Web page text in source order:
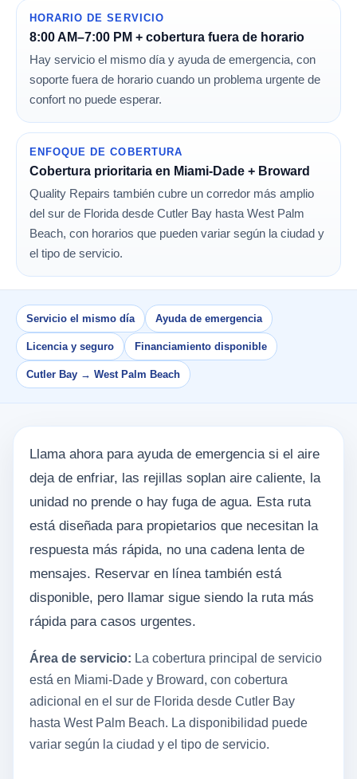
HORARIO DE SERVICIO
8:00 AM–7:00 PM + cobertura fuera de horario
Hay servicio el mismo día y ayuda de emergencia, con
soporte fuera de horario cuando un problema urgente de
confort no puede esperar.
ENFOQUE DE COBERTURA
Cobertura prioritaria en Miami-Dade + Broward
Quality Repairs también cubre un corredor más amplio
del sur de Florida desde Cutler Bay hasta West Palm
Beach, con horarios que pueden variar según la ciudad y
el tipo de servicio.
Servicio el mismo día Ayuda de emergencia
Licencia y seguro Financiamiento disponible
Cutler Bay → West Palm Beach
Llama ahora para ayuda de emergencia si el aire
deja de enfriar, las rejillas soplan aire caliente, la
unidad no prende o hay fuga de agua. Esta ruta
está diseñada para propietarios que necesitan la
respuesta más rápida, no una cadena lenta de
mensajes. Reservar en línea también está
disponible, pero llamar sigue siendo la ruta más
rápida para casos urgentes.
Área de servicio: La cobertura principal de servicio
está en Miami-Dade y Broward, con cobertura
adicional en el sur de Florida desde Cutler Bay
hasta West Palm Beach. La disponibilidad puede
variar según la ciudad y el tipo de servicio.